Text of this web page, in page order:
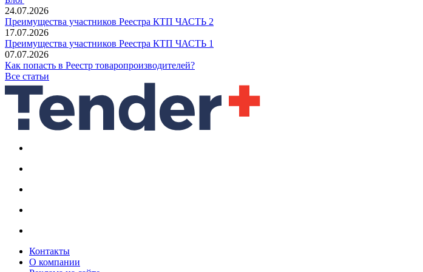
24.07.2026
Преимущества участников Реестра КТП ЧАСТЬ 2
17.07.2026
Преимущества участников Реестра КТП ЧАСТЬ 1
07.07.2026
Как попасть в Реестр товаропроизводителей?
Все статьи
Контакты
О компании